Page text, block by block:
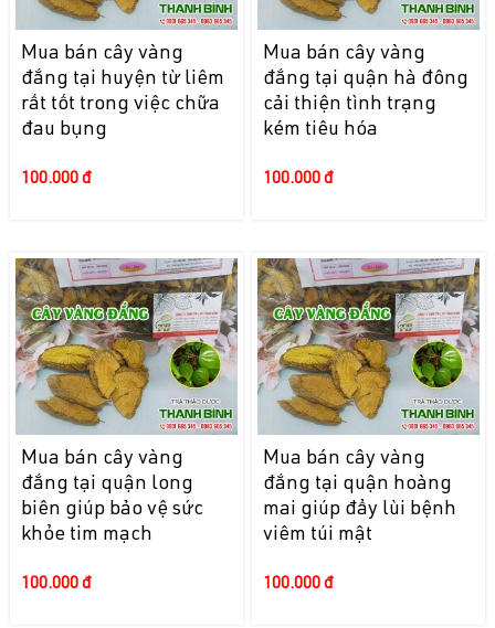
Mua bán cây vàng
đắng tại huyện từ liêm
rất tốt trong việc chữa
đau bụng
100.000 đ
Mua bán cây vàng
đắng tại quận hà đông
cải thiện tình trạng
kém tiêu hóa
100.000 đ
Mua bán cây vàng
đắng tại quận long
biên giúp bảo vệ sức
khỏe tim mạch
100.000 đ
Mua bán cây vàng
đắng tại quận hoàng
mai giúp đẩy lùi bệnh
viêm túi mật
100.000 đ